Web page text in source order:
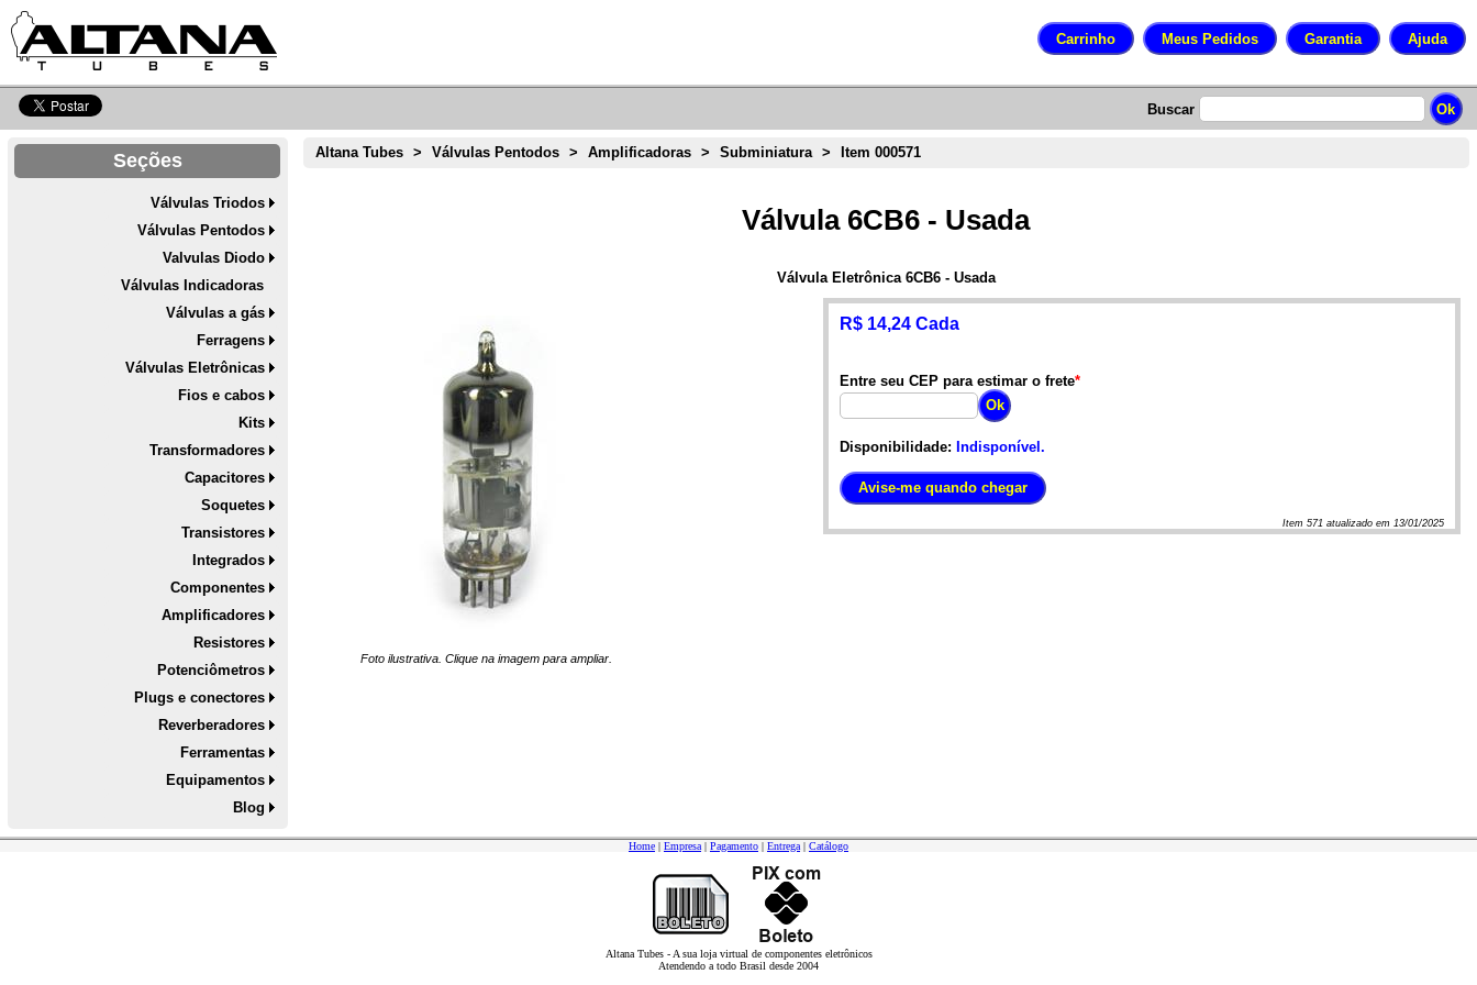
Buscar
Seções
Válvulas Triodos
Válvulas Pentodos
Valvulas Diodo
Válvulas Indicadoras
Válvulas a gás
Ferragens
Válvulas Eletrônicas
Fios e cabos
Kits
Transformadores
Capacitores
Soquetes
Transistores
Integrados
Componentes
Amplificadores
Resistores
Potenciômetros
Plugs e conectores
Reverberadores
Ferramentas
Equipamentos
Blog
Altana Tubes > Válvulas Pentodos > Amplificadoras > Subminiatura > Item 000571
Válvula 6CB6 - Usada
Válvula Eletrônica 6CB6 - Usada
Foto ilustrativa. Clique na imagem para ampliar.
R$ 14,24 Cada
Entre seu CEP para estimar o frete*
Disponibilidade: Indisponível.
Item571 atualizado em 13/01/2025
Home | Empresa | Pagamento | Entrega | Catálogo
Altana Tubes - A sua loja virtual de componentes eletrônicos
Atendendo a todo Brasil desde 2004